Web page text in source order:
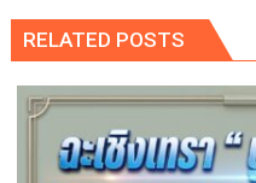
RELATED POSTS